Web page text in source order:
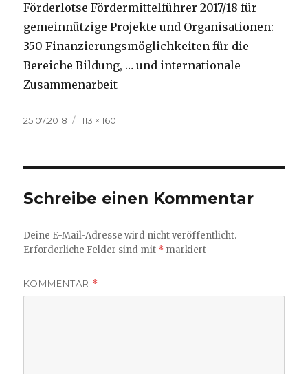
Förderlotse Fördermittelführer 2017/18 für
gemeinnützige Projekte und Organisationen:
350 Finanzierungsmöglichkeiten für die
Bereiche Bildung, … und internationale
Zusammenarbeit
Veröffentlicht
25.07.2018
Volle
113 × 160
Schreibe einen Kommentar
Deine E-Mail-Adresse wird nicht veröffentlicht.
Erforderliche Felder sind mit * markiert
KOMMENTAR *